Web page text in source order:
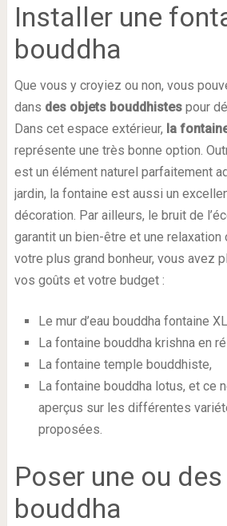
Installer une
bouddha
Que vous y croyiez ou non, vous
dans des objets bouddhistes pour
Dans cet espace extérieur, la
représente une très bonne option.
est un élément naturel parfaitement
jardin, la fontaine est aussi un
décoration. Par ailleurs, le bruit de
garantit un bien-être et une relaxation
votre plus grand bonheur, vous avez
vos goûts et votre budget :
Le mur d’eau bouddha fontaine
La fontaine bouddha krishna en
La fontaine temple bouddhiste,
La fontaine bouddha lotus, et ce
aperçus sur les différentes
proposées.
Poser une ou
bouddha